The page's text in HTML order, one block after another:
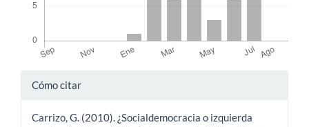
Detalles
Cómo citar
Carrizo, G. (2010). ¿Socialdemocracia o izquierda